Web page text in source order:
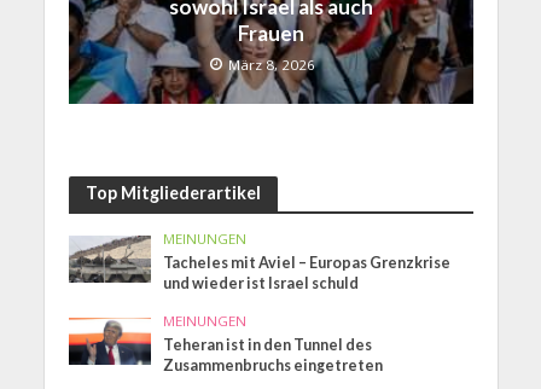
sowohl Israel als auch
Frauen
März 8, 2026
Top Mitgliederartikel
MEINUNGEN
Tacheles mit Aviel – Europas Grenzkrise
und wieder ist Israel schuld
MEINUNGEN
Teheran ist in den Tunnel des
Zusammenbruchs eingetreten